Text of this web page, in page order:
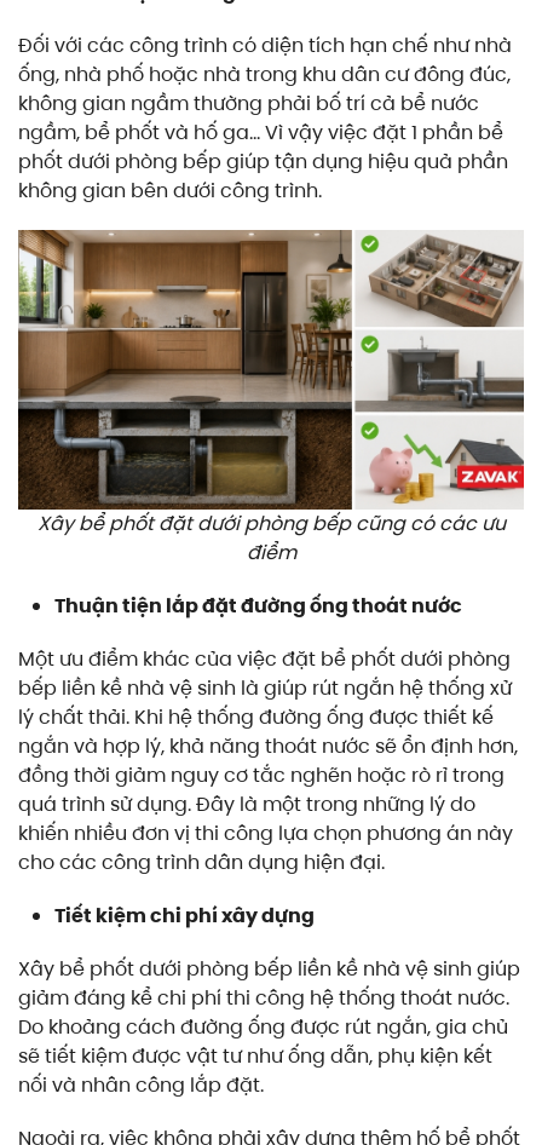
Đối với các công trình có diện tích hạn chế như nhà
ống, nhà phố hoặc nhà trong khu dân cư đông đúc,
không gian ngầm thường phải bố trí cả bể nước
ngầm, bể phốt và hố ga… Vì vậy việc đặt 1 phần bể
phốt dưới phòng bếp giúp tận dụng hiệu quả phần
không gian bên dưới công trình.
Xây bể phốt đặt dưới phòng bếp cũng có các ưu
điểm
Thuận tiện lắp đặt đường ống thoát nước
Một ưu điểm khác của việc đặt bể phốt dưới phòng
bếp liền kề nhà vệ sinh là giúp rút ngắn hệ thống xử
lý chất thải. Khi hệ thống đường ống được thiết kế
ngắn và hợp lý, khả năng thoát nước sẽ ổn định hơn,
đồng thời giảm nguy cơ tắc nghẽn hoặc rò rỉ trong
quá trình sử dụng. Đây là một trong những lý do
khiến nhiều đơn vị thi công lựa chọn phương án này
cho các công trình dân dụng hiện đại.
Tiết kiệm chi phí xây dựng
Xây bể phốt dưới phòng bếp liền kề nhà vệ sinh giúp
giảm đáng kể chi phí thi công hệ thống thoát nước.
Do khoảng cách đường ống được rút ngắn, gia chủ
sẽ tiết kiệm được vật tư như ống dẫn, phụ kiện kết
nối và nhân công lắp đặt.
Ngoài ra, việc không phải xây dựng thêm hố bể phốt